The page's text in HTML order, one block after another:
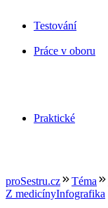
Testování
Práce v oboru
Praktické
proSestru.cz Téma
Z medicínyInfografika